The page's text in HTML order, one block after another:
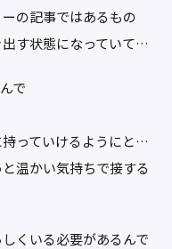
の記事ではあるもの
す状態になっていて…
で
っていけるようにと…
温かい気持ちで接する
くいる必要があるんで